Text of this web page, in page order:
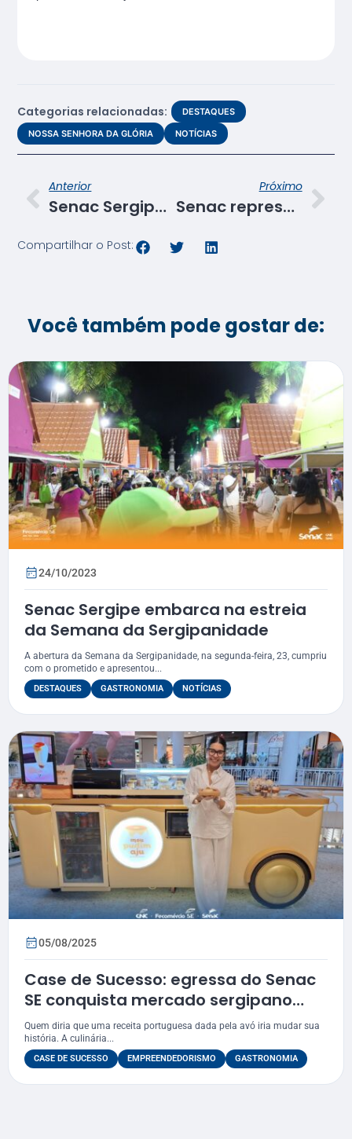
Categorias relacionadas:
DESTAQUES
NOSSA SENHORA DA GLÓRIA
NOTÍCIAS
Anterior
Senac Sergipe receberá Selo e Prêmio Boas Práticas ODS
Próximo
Senac representa ensino profissionalizante na Conferência Estadual de Educação de Sergipe
Compartilhar o Post:
Você também pode gostar de:
24/10/2023
Senac Sergipe embarca na estreia
da Semana da Sergipanidade
A abertura da Semana da Sergipanidade, na segunda-feira, 23, cumpriu
com o prometido e apresentou...
DESTAQUES GASTRONOMIA NOTÍCIAS
05/08/2025
Case de Sucesso: egressa do Senac
SE conquista mercado sergipano
com doceria
Quem diria que uma receita portuguesa dada pela avó iria mudar sua
história. A culinária...
CASE DE SUCESSO EMPREENDEDORISMO GASTRONOMIA